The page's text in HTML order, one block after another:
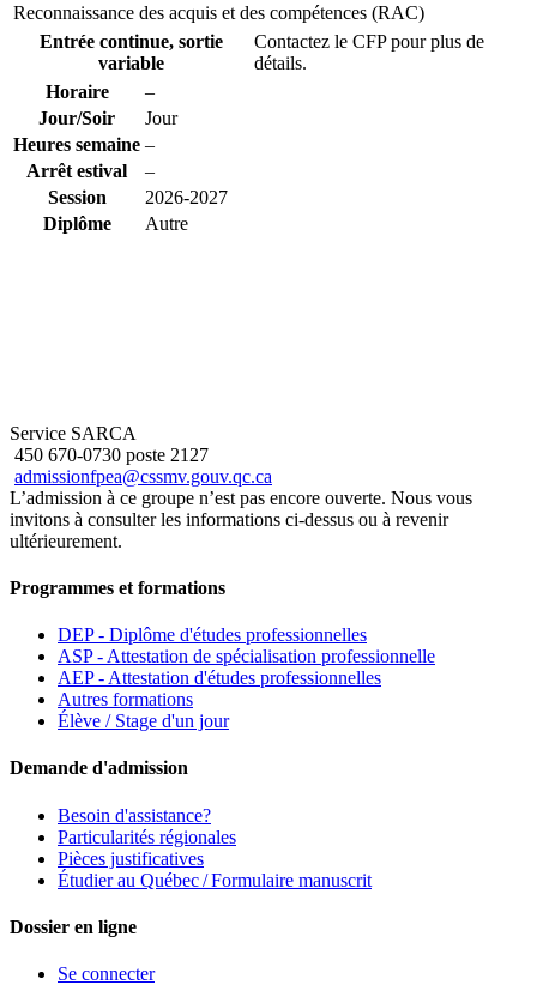
Reconnaissance des acquis et des compétences (RAC)
Entrée continue, sortie
variable
Contactez le CFP pour plus de
détails.
Horaire
–
Jour/Soir
Jour
Heures semaine –
Arrêt estival
–
Session
2026-2027
Diplôme
Autre
Service SARCA
450 670-0730 poste 2127
admissionfpea@cssmv.gouv.qc.ca
L’admission à ce groupe n’est pas encore ouverte. Nous vous
invitons à consulter les informations ci-dessus ou à revenir
ultérieurement.
Programmes et formations
DEP - Diplôme d'études professionnelles
ASP - Attestation de spécialisation professionnelle
AEP - Attestation d'études professionnelles
Autres formations
Élève / Stage d'un jour
Demande d'admission
Besoin d'assistance?
Particularités régionales
Pièces justificatives
Étudier au Québec / Formulaire manuscrit
Dossier en ligne
Se connecter